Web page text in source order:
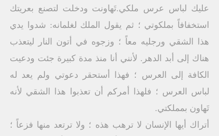
عليك لباس عرس ملكي.تَهاونت ودخلت لتصنع بعريتك
استخفافاً بملكوتي ؛ ثم يقول الملك لغلمانه: شدوا يدي
هذا الشقي ورجليه معاً ؛ وزجوه في أتون النار ليتعذب
هناك إلى أبد الدهر. لأنني أنا منذ مدة كبيرة جئت ودعيت
الكافة إلى العرس ؛ فهذا أستحقر دعوتي ولم يعد له
لباس العرس ؛ فلهذا أمركم أن تعذبوا هذا الشقي لأنه
تَهاون بمملكتي.
أتراك أيها الإنسان لا ترهب هذه ؛ ولا ترتعد منها فزعاً ؛